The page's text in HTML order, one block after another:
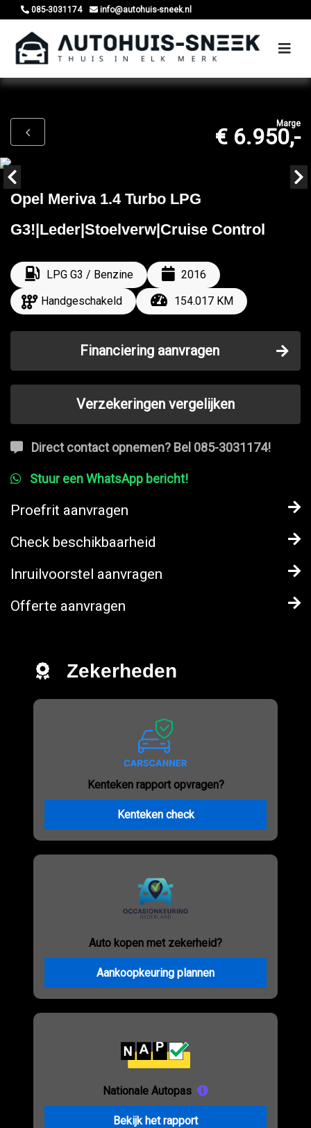
085-3031174 info@autohuis-sneek.nl
Marge
€ 6.950,-
Opel Meriva 1.4 Turbo LPG
G3!|Leder|Stoelverw|Cruise Control
LPG G3 / Benzine
2016
Handgeschakeld
154.017 KM
Financiering aanvragen
Verzekeringen vergelijken
Direct contact opnemen? Bel 085-3031174!
Stuur een WhatsApp bericht!
Proefrit aanvragen
Check beschikbaarheid
Inruilvoorstel aanvragen
Offerte aanvragen
Zekerheden
Kenteken rapport opvragen?
Kenteken check
Auto kopen met zekerheid?
Aankoopkeuring plannen
Nationale Autopas
Bekijk het rapport